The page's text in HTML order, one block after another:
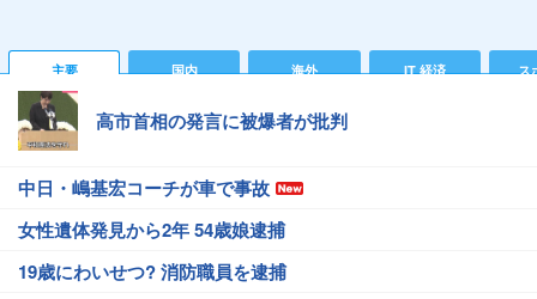
主要 国内 海外 IT 経済 ス
高市首相の発言に被爆者が批判
中日・嶋基宏コーチが車で事故
女性遺体発見から2年 54歳娘逮捕
19歳にわいせつ? 消防職員を逮捕